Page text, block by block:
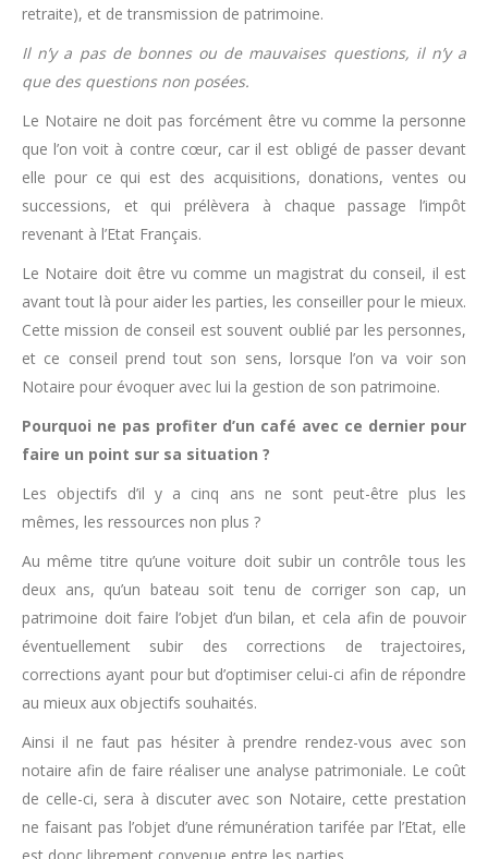
retraite), et de transmission de patrimoine.
Il n’y a pas de bonnes ou de mauvaises questions, il n’y a
que des questions non posées.
Le Notaire ne doit pas forcément être vu comme la personne
que l’on voit à contre cœur, car il est obligé de passer devant
elle pour ce qui est des acquisitions, donations, ventes ou
successions, et qui prélèvera à chaque passage l’impôt
revenant à l’Etat Français.
Le Notaire doit être vu comme un magistrat du conseil, il est
avant tout là pour aider les parties, les conseiller pour le mieux.
Cette mission de conseil est souvent oublié par les personnes,
et ce conseil prend tout son sens, lorsque l’on va voir son
Notaire pour évoquer avec lui la gestion de son patrimoine.
Pourquoi ne pas profiter d’un café avec ce dernier pour
faire un point sur sa situation ?
Les objectifs d’il y a cinq ans ne sont peut-être plus les
mêmes, les ressources non plus ?
Au même titre qu’une voiture doit subir un contrôle tous les
deux ans, qu’un bateau soit tenu de corriger son cap, un
patrimoine doit faire l’objet d’un bilan, et cela afin de pouvoir
éventuellement subir des corrections de trajectoires,
corrections ayant pour but d’optimiser celui-ci afin de répondre
au mieux aux objectifs souhaités.
Ainsi il ne faut pas hésiter à prendre rendez-vous avec son
notaire afin de faire réaliser une analyse patrimoniale. Le coût
de celle-ci, sera à discuter avec son Notaire, cette prestation
ne faisant pas l’objet d’une rémunération tarifée par l’Etat, elle